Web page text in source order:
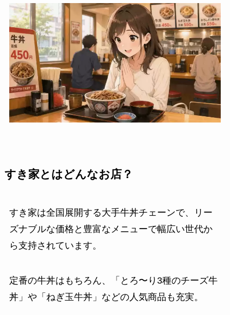
すき家とはどんなお店？
すき家は全国展開する大手牛丼チェーンで、リー
ズナブルな価格と豊富なメニューで幅広い世代か
ら支持されています。
定番の牛丼はもちろん、「とろ〜り3種のチーズ牛
丼」や「ねぎ玉牛丼」などの人気商品も充実。